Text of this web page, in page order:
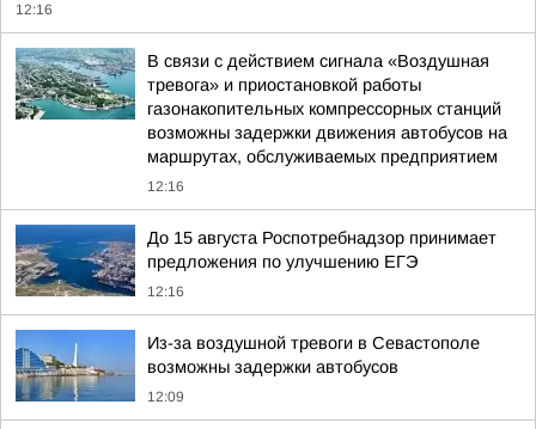
12:16
В связи с действием сигнала «Воздушная
тревога» и приостановкой работы
газонакопительных компрессорных станций
возможны задержки движения автобусов на
маршрутах, обслуживаемых предприятием
12:16
До 15 августа Роспотребнадзор принимает
предложения по улучшению ЕГЭ
12:16
Из-за воздушной тревоги в Севастополе
возможны задержки автобусов
12:09